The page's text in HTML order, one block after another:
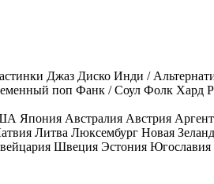
Джаз Диско Инди /
поп Фанк / Соул Фолк Хард
Япония Австралия Австрия
Литва Люксембург Новая
Швеция Эстония Югославия